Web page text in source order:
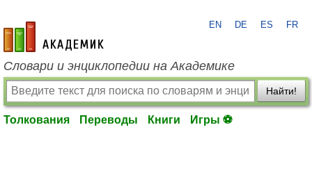
academic.ru
EN DE ES FR
Словари и энциклопедии на Академике
Найти!
Толкования Переводы Книги Игры ⚽